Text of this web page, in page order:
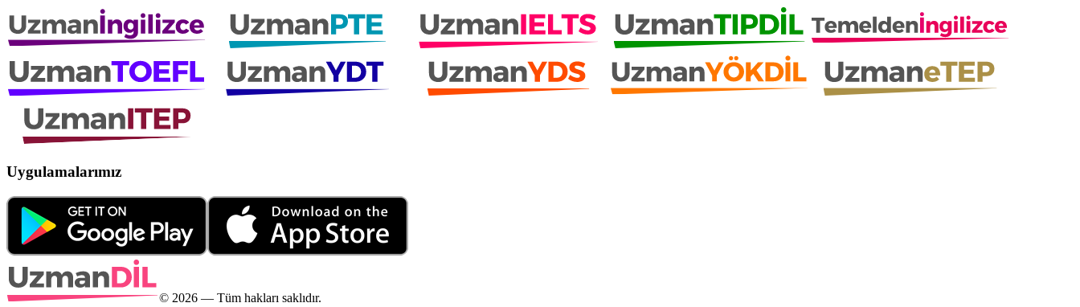
Uygulamalarımız
© 2026 — Tüm hakları saklıdır.